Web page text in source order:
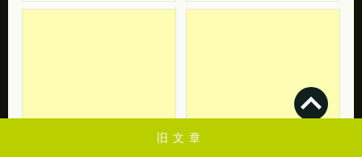
旧文章